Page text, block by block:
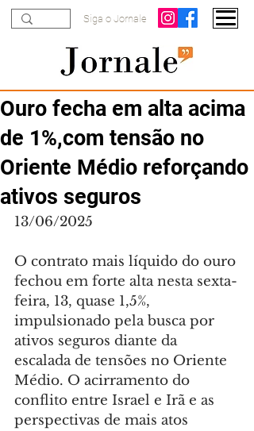
Siga o Jornale
Ouro fecha em alta acima
de 1%,com tensão no
Oriente Médio reforçando
ativos seguros
13/06/2025
O contrato mais líquido do ouro
fechou em forte alta nesta sexta-
feira, 13, quase 1,5%,
impulsionado pela busca por
ativos seguros diante da
escalada de tensões no Oriente
Médio. O acirramento do
conflito entre Israel e Irã e as
perspectivas de mais atos